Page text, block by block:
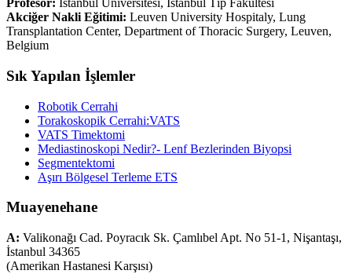
Profesor: İstanbul Üniversitesi, İstanbul Tıp Fakültesi
Akciğer Nakli Eğitimi: Leuven University Hospitaly, Lung
Transplantation Center, Department of Thoracic Surgery, Leuven,
Belgium
Sık Yapılan İşlemler
Robotik Cerrahi
Torakoskopik Cerrahi:VATS
VATS Timektomi
Mediastinoskopi Nedir?- Lenf Bezlerinden Biyopsi
Segmentektomi
Aşırı Bölgesel Terleme ETS
Muayenehane
A: Valikonağı Cad. Poyracık Sk. Çamlıbel Apt. No 51-1, Nişantaşı,
İstanbul 34365
(Amerikan Hastanesi Karşısı)